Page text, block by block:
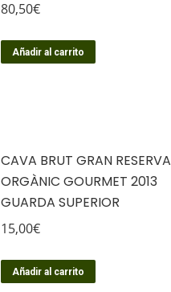
80,50€
Añadir al carrito
CAVA BRUT GRAN RESERVA
ORGÀNIC GOURMET 2013
GUARDA SUPERIOR
15,00€
Añadir al carrito